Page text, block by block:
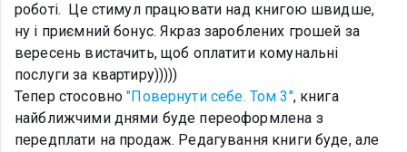
роботі. Це стимул працювати над книгою швидше,
ну і приємний бонус. Якраз зароблених грошей за
вересень вистачить, щоб оплатити комунальні
послуги за квартиру)))))
Тепер стосовно "Повернути себе. Том 3", книга
найближчими днями буде переоформлена з
передплати на продаж. Редагування книги буде, але